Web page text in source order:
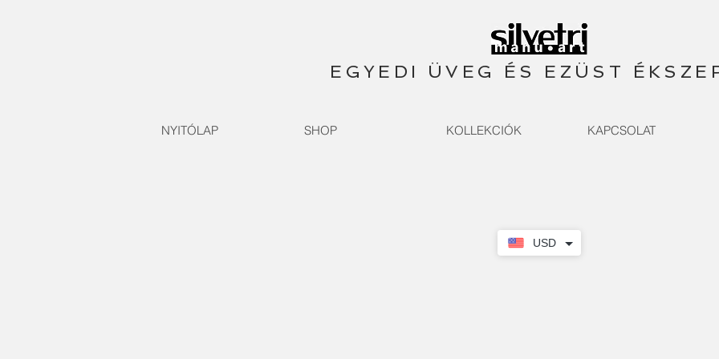
USD
EGYEDI ÜVEG ÉS EZÜST
NYITÓLAP SHOP KOLLEKCIÓK KAPCSOLAT